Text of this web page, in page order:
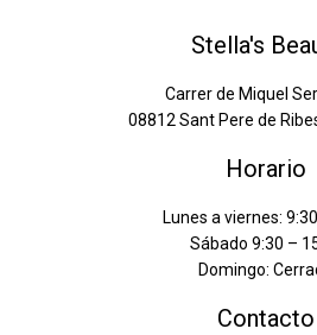
Stella's
Carrer de Miquel
08812 Sant Pere de
Horario
Lunes a viernes:
Sábado 9:30 –
Domingo:
Contacto